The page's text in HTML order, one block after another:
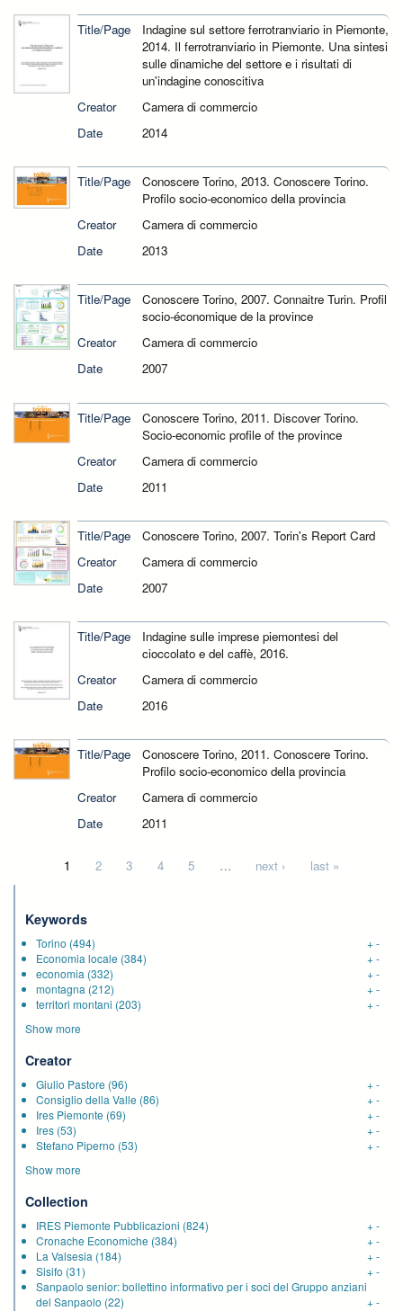
Title/Page
Indagine sul settore ferrotranviario in Piemonte,
2014. Il ferrotranviario in Piemonte. Una sintesi
sulle dinamiche del settore e i risultati di
un'indagine conoscitiva
Creator
Camera di commercio
Date
2014
Title/Page
Conoscere Torino, 2013. Conoscere Torino.
Profilo socio-economico della provincia
Creator
Camera di commercio
Date
2013
Title/Page
Conoscere Torino, 2007. Connaitre Turin. Profil
socio-économique de la province
Creator
Camera di commercio
Date
2007
Title/Page
Conoscere Torino, 2011. Discover Torino.
Socio-economic profile of the province
Creator
Camera di commercio
Date
2011
Title/Page
Conoscere Torino, 2007. Torin's Report Card
Creator
Camera di commercio
Date
2007
Title/Page
Indagine sulle imprese piemontesi del
cioccolato e del caffè, 2016.
Creator
Camera di commercio
Date
2016
Title/Page
Conoscere Torino, 2011. Conoscere Torino.
Profilo socio-economico della provincia
Creator
Camera di commercio
Date
2011
1 2 3 4 5 … next › last »
Keywords
Torino (494) +-
Economia locale (384) +-
economia (332) +-
montagna (212) +-
territori montani (203) +-
Show more
Creator
Giulio Pastore (96) +-
Consiglio della Valle (86) +-
Ires Piemonte (69) +-
Ires (53) +-
Stefano Piperno (53) +-
Show more
Collection
IRES Piemonte Pubblicazioni (824) +-
Cronache Economiche (384) +-
La Valsesia (184) +-
Sisifo (31) +-
Sanpaolo senior: bollettino informativo per i soci del Gruppo anziani
del Sanpaolo (22) +-